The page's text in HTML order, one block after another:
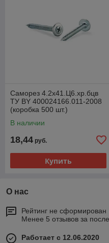
Саморез 4.2х41.Ц6.хр.бцв
ТУ BY 400024166.011-2008
(коробка 500 шт.)
В наличии
18,44 руб.
Купить
О нас
Рейтинг не сформирован
Менее 5 отзывов за
Работает с 12.06.2020